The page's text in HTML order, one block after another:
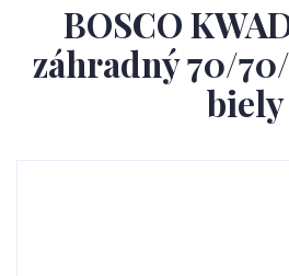
BOSCO
záhradný 70/
biely